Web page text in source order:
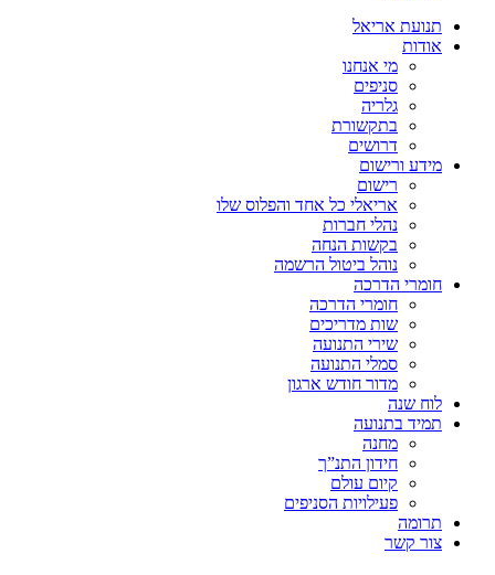
תנועת אריאל
אודות
מי אנחנו
סניפים
גלריה
בתקשורת
דרושים
מידע ורישום
רישום
אריאלי כל אחד והפלוס שלו
נהלי חברות
בקשות הנחה
נוהל ביטול הרשמה
חומרי הדרכה
חומרי הדרכה
שות מדריכים
שירי התנועה
סמלי התנועה
מדור חודש ארגון
לוח שנה
תמיד בתנועה
מחנה
חידון התנ”ך
קיום עולם
פעילויות הסניפים
תרומה
צור קשר